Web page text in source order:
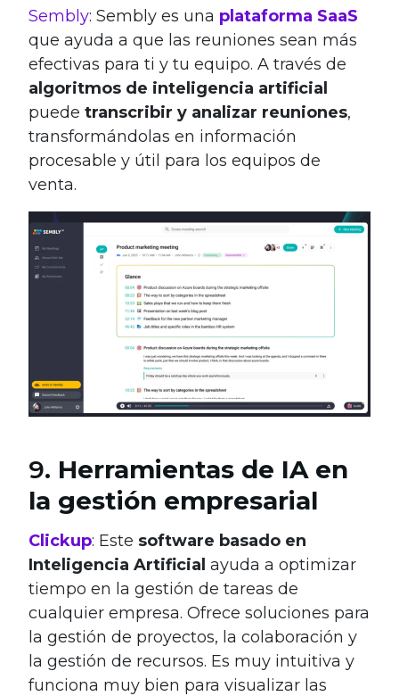
Sembly: Sembly es una plataforma SaaS
que ayuda a que las reuniones sean más
efectivas para ti y tu equipo. A través de
algoritmos de inteligencia artificial
puede transcribir y analizar reuniones,
transformándolas en información
procesable y útil para los equipos de
venta.
9. Herramientas de IA en
la gestión empresarial
Clickup: Este software basado en
Inteligencia Artificial ayuda a optimizar
tiempo en la gestión de tareas de
cualquier empresa. Ofrece soluciones para
la gestión de proyectos, la colaboración y
la gestión de recursos. Es muy intuitiva y
funciona muy bien para visualizar las